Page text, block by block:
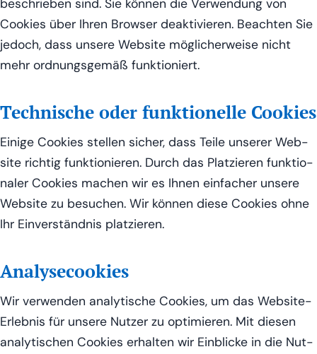
beschrie­ben sind. Sie kön­nen die Ver­wen­dung von
Coo­kies über Ihren Brow­ser deak­ti­vie­ren. Beach­ten Sie
jedoch, dass unse­re Web­site mög­li­cher­wei­se nicht
mehr ord­nungs­ge­mäß funktioniert.
Technische oder funktionelle Cookies
Eini­ge Coo­kies stel­len sicher, dass Tei­le unse­rer Web­
site rich­tig funk­tio­nie­ren. Durch das Plat­zie­ren funk­tio­
na­ler Coo­kies machen wir es Ihnen ein­fa­cher unse­re
Web­site zu besu­chen. Wir kön­nen die­se Coo­kies ohne
Ihr Ein­ver­ständ­nis platzieren.
Analysecookies
Wir ver­wen­den ana­ly­ti­sche Coo­kies, um das Web­site-
Erleb­nis für unse­re Nut­zer zu opti­mie­ren. Mit die­sen
ana­ly­ti­schen Coo­kies erhal­ten wir Ein­bli­cke in die Nut­